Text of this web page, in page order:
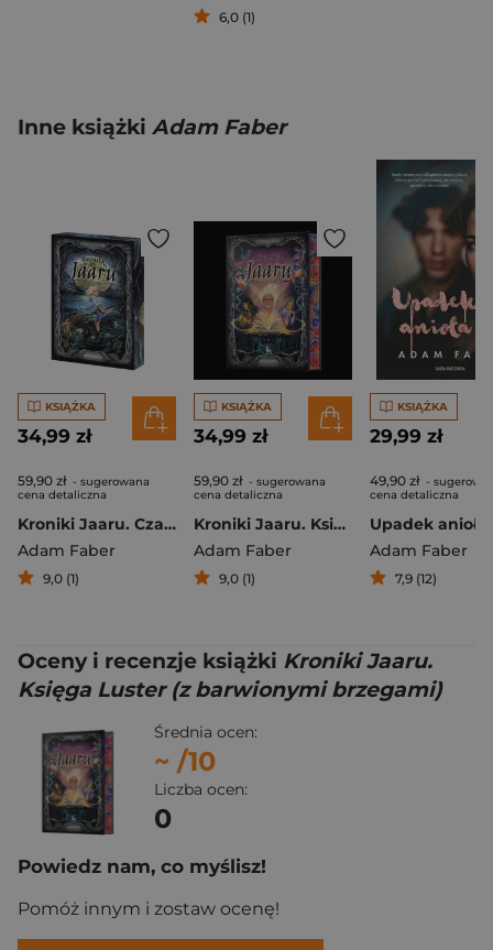
6,0 (1)
Inne książki Adam Faber
KSIĄŻKA
34,99 zł
59,90 zł - sugerowana
cena detaliczna
Kroniki Jaaru. Czarny amulet (ilustrowane brzegi)
Adam Faber
9,0 (1)
KSIĄŻKA
34,99 zł
59,90 zł - sugerowana
cena detaliczna
Kroniki Jaaru. Księga Luster (z barwionymi brzegami)
Adam Faber
9,0 (1)
KSIĄŻKA
29,99 zł
49,90 zł -
cena detaliczna
Upadek anioła
Adam Faber
7,9 (12)
Oceny i recenzje książki Kroniki Jaaru.
Księga Luster (z barwionymi brzegami)
Średnia ocen:
~ /10
Liczba ocen:
0
Powiedz nam, co myślisz!
Pomóż innym i zostaw ocenę!